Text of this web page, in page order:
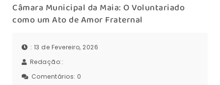
Câmara Municipal da Maia: O Voluntariado
como um Ato de Amor Fraternal
: 13 de Fevereiro, 2026
Redação::
Comentários: 0